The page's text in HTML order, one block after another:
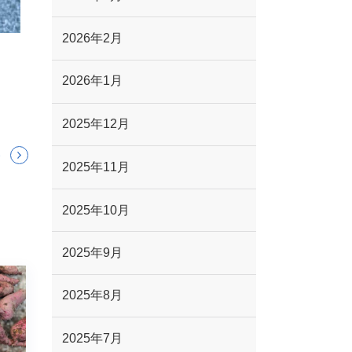
2026年2月
2026年1月
2025年12月
2025年11月
2025年10月
2025年9月
2025年8月
2025年7月